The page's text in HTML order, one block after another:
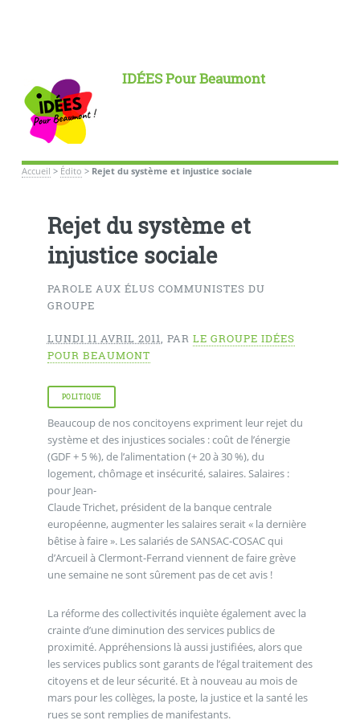
IDÉES Pour Beaumont
Accueil > Édito > Rejet du système et injustice sociale
Rejet du système et
injustice sociale
PAROLE AUX ÉLUS COMMUNISTES DU
GROUPE
LUNDI 11 AVRIL 2011, PAR LE GROUPE IDÉES
POUR BEAUMONT
POLITIQUE
Beaucoup de nos concitoyens expriment leur rejet du
système et des injustices sociales : coût de l’énergie
(GDF + 5 %), de l’alimentation (+ 20 à 30 %), du
logement, chômage et insécurité, salaires. Salaires :
pour Jean-
Claude Trichet, président de la banque centrale
européenne, augmenter les salaires serait « la dernière
bêtise à faire ». Les salariés de SANSAC-COSAC qui
d’Arcueil à Clermont-Ferrand viennent de faire grève
une semaine ne sont sûrement pas de cet avis !
La réforme des collectivités inquiète également avec la
crainte d’une diminution des services publics de
proximité. Appréhensions là aussi justifiées, alors que
les services publics sont garants de l’égal traitement des
citoyens et de leur sécurité. Et à nouveau au mois de
mars pour les collèges, la poste, la justice et la santé les
rues se sont remplies de manifestants.